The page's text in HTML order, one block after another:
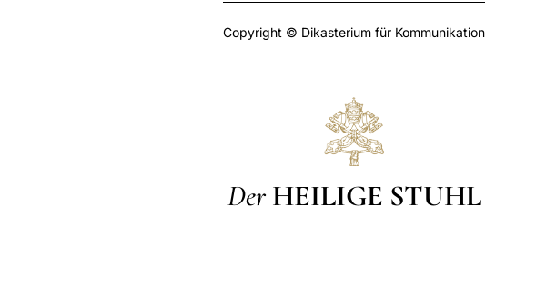
Copyright © Dikasterium für Kommunikation
Der HEILIGE STUHL